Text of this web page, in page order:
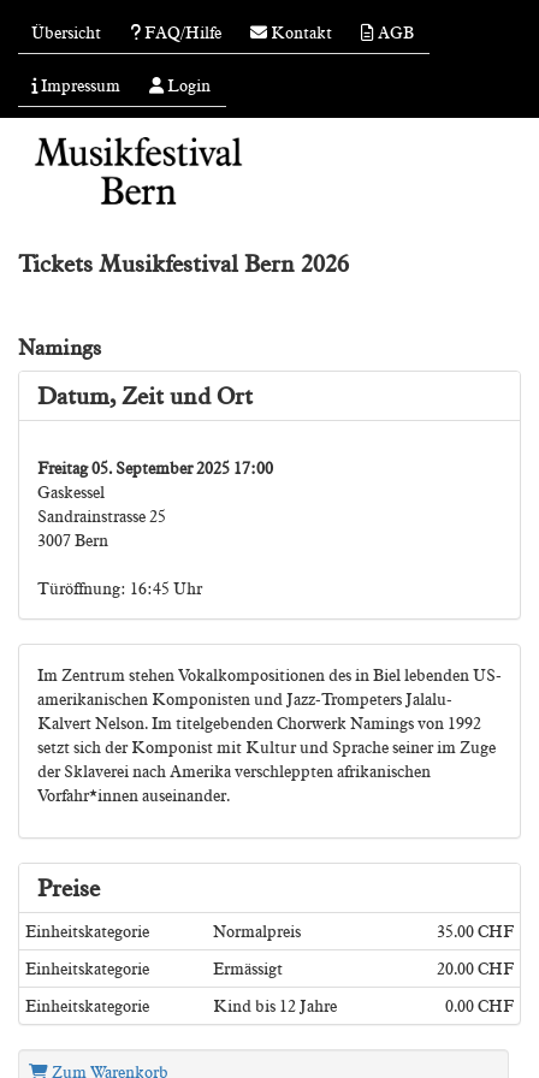
Übersicht FAQ/Hilfe Kontakt AGB
Impressum Login
Tickets Musikfestival Bern 2026
Namings
Datum, Zeit und Ort
Freitag 05. September 2025 17:00
Gaskessel
Sandrainstrasse 25
3007 Bern
Türöffnung: 16:45 Uhr
Im Zentrum stehen Vokalkompositionen des in Biel lebenden US-
amerikanischen Komponisten und Jazz-Trompeters Jalalu-
Kalvert Nelson. Im titelgebenden Chorwerk Namings von 1992
setzt sich der Komponist mit Kultur und Sprache seiner im Zuge
der Sklaverei nach Amerika verschleppten afrikanischen
Vorfahr*innen auseinander.
Preise
Einheitskategorie Normalpreis
35.00 CHF
Einheitskategorie
Ermässigt
20.00 CHF
Einheitskategorie
Kind bis 12 Jahre 0.00 CHF
Zum Warenkorb